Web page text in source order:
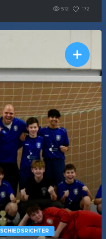
512 172
SCHIEDSRICHTER